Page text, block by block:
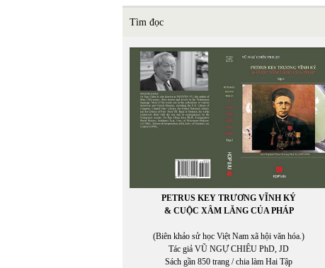
SONG THAO
SUZANNE WANG
Tìm đọc
PETRUS KEY TRƯƠNG VĨNH KÝ
& CUỘC XÂM LĂNG CỦA PHÁP
(Biên khảo sử học Việt Nam xã hội văn hóa.)
Tác giả VŨ NGỰ CHIÊU PhD, JD
Sách gần 850 trang / chia làm Hai Tập